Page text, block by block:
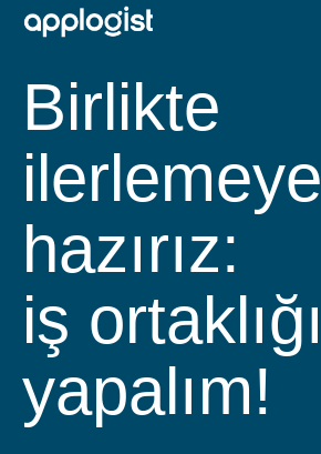
Birlikte
ilerlemeye
hazırız:
iş ortaklığı
yapalım!